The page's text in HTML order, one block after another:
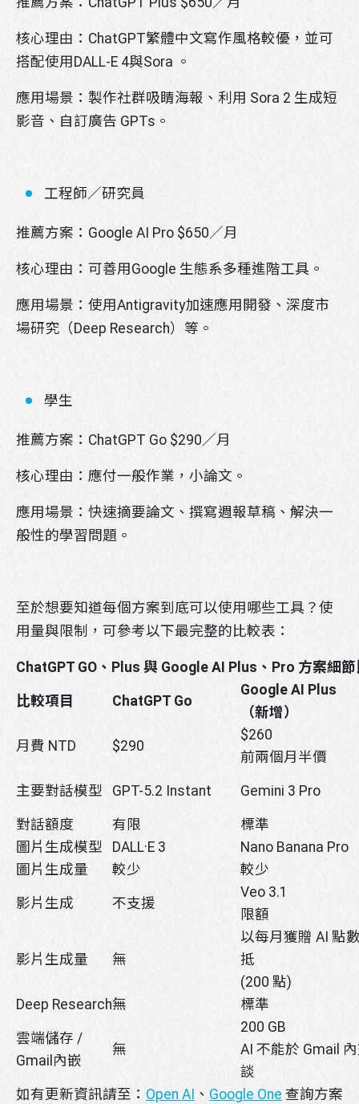
核心理由： ChatGPT繁體中文寫作風格較優，並可
搭配使用DALL-E 4與Sora 。
應用場景： 製作社群吸睛海報、利用 Sora 2 生成短
影音、自訂廣告 GPTs。
工程師／研究員
推薦方案： Google AI Pro $650／月
核心理由： 可善用Google 生態系多種進階工具。
應用場景： 使用Antigravity加速應用開發、深度市
場研究（Deep Research）等。
學生
推薦方案：ChatGPT Go $290／月
核心理由：應付一般作業，小論文。
應用場景：快速摘要論文、撰寫週報草稿、解決一
般性的學習問題。
至於想要知道每個方案到底可以使用哪些工具？使
用量與限制，可參考以下最完整的比較表：
ChatGPT GO、Plus 與 Google AI Plus、Pro 方案細
比較項目 ChatGPT Go
Google AI Plus
​（新增）
月費 NTD $290
$260
前兩個月半價
主要對話模型 GPT-5.2 Instant Gemini 3 Pro
對話額度 有限
標準
圖片生成模型
DALL·E 3
Nano Banana Pro
圖片生成量
較少 較少
影片生成 不支援
Veo 3.1
限額
影片生成量 無
以每月獲贈 AI 點
抵
(200 點)
Deep Research無 標準
雲端儲存 /
Gmail內嵌
無
200 GB
AI 不能於 Gmail
談
如有更新資訊請至： Open AI 、 Google One 查詢方案